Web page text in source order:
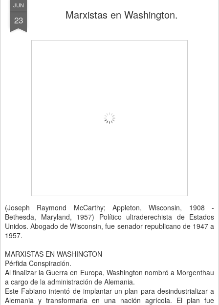
JUN
23 Marxistas en Washington.
(Joseph Raymond McCarthy; Appleton, Wisconsin, 1908 -
Bethesda, Maryland, 1957) Político ultraderechista de Estados
Unidos. Abogado de Wisconsin, fue senador republicano de 1947 a
1957.
MARXISTAS EN WASHINGTON
Pérfida Conspiración.
Al finalizar la Guerra en Europa, Washington nombró a Morgenthau
a cargo de la administración de Alemania.
Este Fabiano intentó de implantar un plan para desindustrializar a
Alemania y transformarla en una nación agrícola. El plan fue